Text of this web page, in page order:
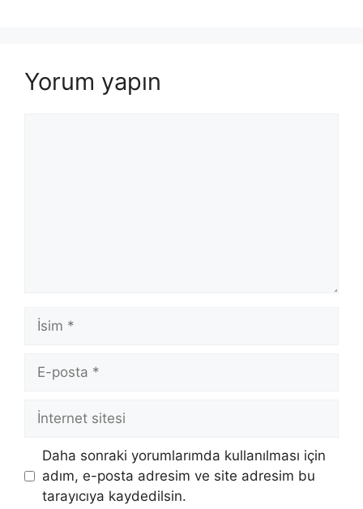
Yorum yapın
İsim
posta
İnternet
sitesi
Daha sonraki yorumlarımda kullanılması için
adım, e-posta adresim ve site adresim bu
tarayıcıya kaydedilsin.